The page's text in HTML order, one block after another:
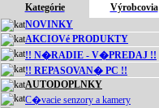
Kategórie
Výrobcovia
NOVINKY
AKCIOVé PRODUKTY
!! N�RADIE - V�PREDAJ !!
!! REPASOVAN� PC !!
AUTODOPLNKY
C�vacie senzory a kamery